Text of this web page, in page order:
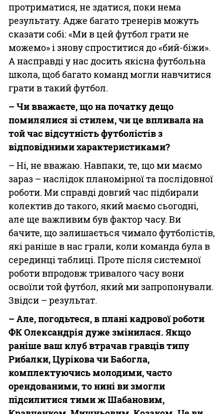
протриматися, не здатися, поки нема
результату. Адже багато тренерів можуть
сказати собі: «Ми в цей футбол грати не
можемо» і знову спроститися до «бий-біжи».
А насправді у нас досить якісна футбольна
школа, щоб багато команд могли навчитися
грати в такий футбол.
– Чи вважаєте, що на початку дещо
помилялися зі стилем, чи це впливала на
той час відсутність футболістів з
відповідними характеристиками?
– Ні, не вважаю. Навпаки, те, що ми маємо
зараз – наслідок планомірної та послідовної
роботи. Ми справді довгий час підбирали
колектив до такого, який маємо сьогодні,
але ще важливим був фактор часу. Ви
бачите, що залишається чимало футболістів,
які раніше в нас грали, коли команда була в
серединці таблиці. Проте після системної
роботи впродовж тривалого часу вони
освоїли той футбол, який ми запропонували.
Звідси – результат.
– Але, погодьтеся, в плані кадрової роботи
ФК Олександрія дуже змінилася. Якщо
раніше ваш клуб втрачав гравців типу
Рибалки, Цурікова чи Бабогла,
комплектуючись молодими, часто
орендованими, то нині ви змогли
підсилитися тими ж Шабановим,